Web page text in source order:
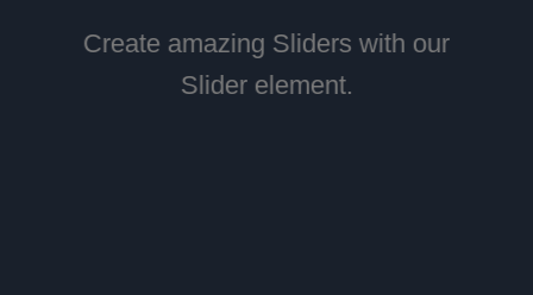
Create amazing Sliders with our
Slider element.